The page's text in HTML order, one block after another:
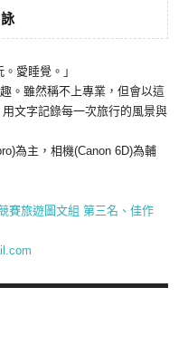
愛睡覺。」
。雖然稱不上專業，但會以這
文字記錄每一次旅行的風景與
為主，相機(Canon 6D)為輔
賽旅遊圖文組 第三名、佳作